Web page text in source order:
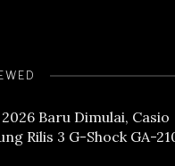
Baru Dimulai, Casio
Rilis 3 G-Shock GA-